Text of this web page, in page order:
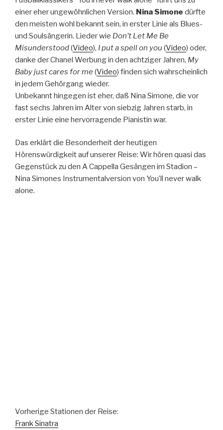
einer eher ungewöhnlichen Version. Nina Simone dürfte
den meisten wohl bekannt sein, in erster Linie als Blues-
und Soulsängerin. Lieder wie Don’t Let Me Be
Misunderstood(Video), I put a spell on you (Video) oder,
danke der Chanel Werbung in den achtziger Jahren, My
Baby just cares for me (Video) finden sich wahrscheinlich
in jedem Gehörgang wieder.
Unbekannt hingegen ist eher, daß Nina Simone, die vor
fast sechs Jahren im Alter von siebzig Jahren starb, in
erster Linie eine hervorragende Pianistin war.
Das erklärt die Besonderheit der heutigen
Hörenswürdigkeit auf unserer Reise: Wir hören quasi das
Gegenstück zu den A Cappella Gesängen im Stadion –
Nina Simones Instrumentalversion von You’ll never walk
alone.
Vorherige Stationen der Reise:
Frank Sinatra